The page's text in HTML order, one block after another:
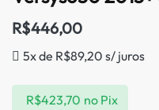
R$446,00
5x de R$89,20 s/ juros
R$423,70 no Pix